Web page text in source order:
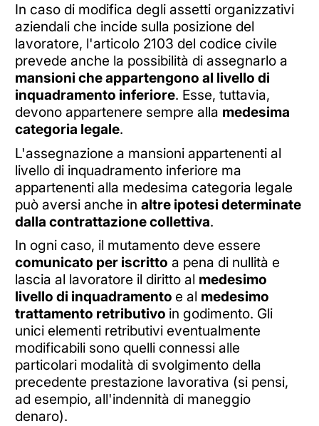
In caso di modifica degli assetti organizzativi
aziendali che incide sulla posizione del
lavoratore, l'articolo 2103 del codice civile
prevede anche la possibilità di assegnarlo a
mansioni che appartengono al livello di
inquadramento inferiore. Esse, tuttavia,
devono appartenere sempre alla medesima
categoria legale.
L'assegnazione a mansioni appartenenti al
livello di inquadramento inferiore ma
appartenenti alla medesima categoria legale
può aversi anche in altre ipotesi determinate
dalla contrattazione collettiva.
In ogni caso, il mutamento deve essere
comunicato per iscritto a pena di nullità e
lascia al lavoratore il diritto al medesimo
livello di inquadramento e al medesimo
trattamento retributivo in godimento. Gli
unici elementi retributivi eventualmente
modificabili sono quelli connessi alle
particolari modalità di svolgimento della
precedente prestazione lavorativa (si pensi,
ad esempio, all'indennità di maneggio
denaro).